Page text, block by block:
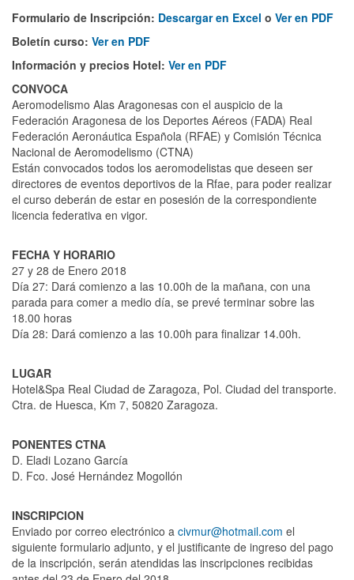
Formulario de Inscripción: Descargar en Excel o Ver en PDF
Boletín curso: Ver en PDF
Información y precios Hotel: Ver en PDF
CONVOCA
Aeromodelismo Alas Aragonesas con el auspicio de la
Federación Aragonesa de los Deportes Aéreos (FADA) Real
Federación Aeronáutica Española (RFAE) y Comisión Técnica
Nacional de Aeromodelismo (CTNA)
Están convocados todos los aeromodelistas que deseen ser
directores de eventos deportivos de la Rfae, para poder realizar
el curso deberán de estar en posesión de la correspondiente
licencia federativa en vigor.
FECHA Y HORARIO
27 y 28 de Enero 2018
Día 27: Dará comienzo a las 10.00h de la mañana, con una
parada para comer a medio día, se prevé terminar sobre las
18.00 horas
Día 28: Dará comienzo a las 10.00h para finalizar 14.00h.
LUGAR
Hotel&Spa Real Ciudad de Zaragoza, Pol. Ciudad del transporte.
Ctra. de Huesca, Km 7, 50820 Zaragoza.
PONENTES CTNA
D. Eladi Lozano García
D. Fco. José Hernández Mogollón
INSCRIPCION
Enviado por correo electrónico a civmur@hotmail.com el
siguiente formulario adjunto, y el justificante de ingreso del pago
de la inscripción, serán atendidas las inscripciones recibidas